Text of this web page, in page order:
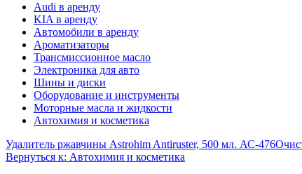
Audi в аренду
KIA в аренду
Автомобили в аренду
Ароматизаторы
Трансмиссионное масло
Электроника для авто
Шины и диски
Оборудование и инструменты
Моторные масла и жидкости
Автохимия и косметика
Удалитель ржавчины Astrohim Antiruster, 500 мл. АС-476
Вернуться к: Автохимия и косметика